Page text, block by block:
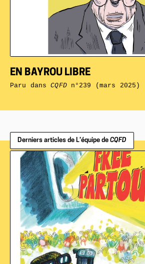
EN BAYROU LIBRE
Paru dansCQFDn°239 (mars 2025)
Derniers articles de L’équipe de CQFD